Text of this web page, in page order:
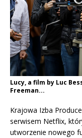
Lucy, a film by Luc
Freeman...
Krajowa Izba
serwisem Netflix,
utworzenie nowego